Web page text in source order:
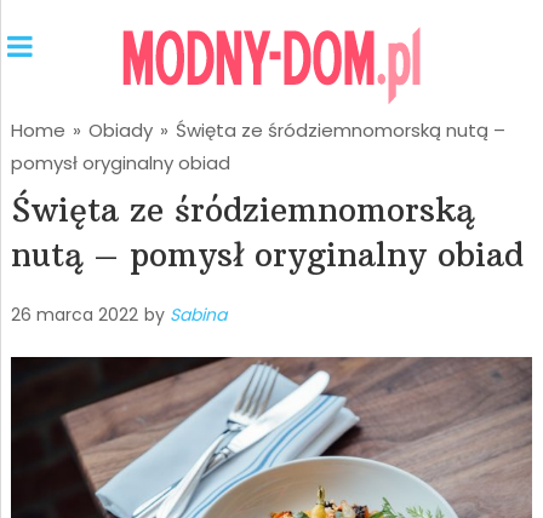
Home » Obiady » Święta ze śródziemnomorską nutą –
pomysł oryginalny obiad
Święta ze śródziemnomorską
nutą – pomysł oryginalny obiad
26 marca 2022 by Sabina